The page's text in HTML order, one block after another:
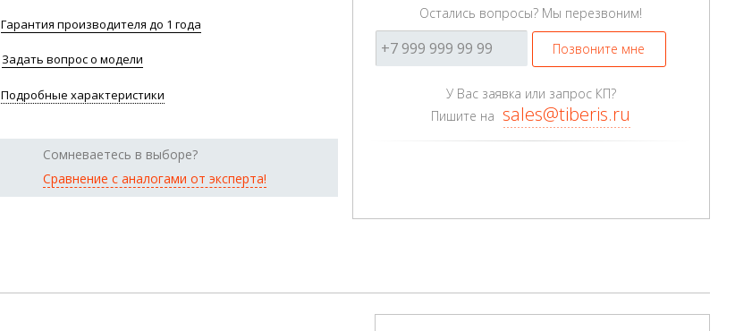
Гарантия производителя до 1 года
Задать вопрос о модели
Подробные характеристики
Сомневаетесь в выборе?
Сравнение с аналогами от эксперта!
Остались вопросы? Мы перезвоним!
Позвоните мне
У Вас заявка или запрос КП?
Пишите на sales@tiberis.ru